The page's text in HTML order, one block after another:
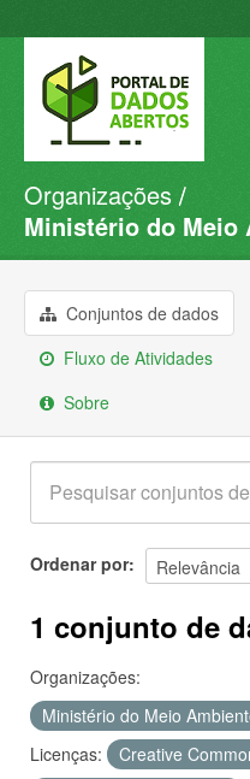
Conjuntos de dados
Organizações
Sobre
Organizações
Ministério do Meio
Conjuntos de dados
Fluxo de Atividades
Sobre
Ordenar por
1 conjunto de
Organizações:
Ministério do Meio
Licenças:
Creative